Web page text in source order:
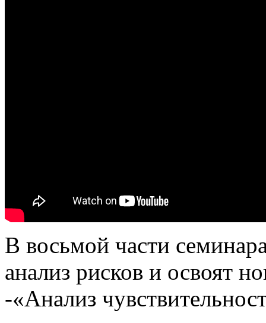
В восьмой части
анализ рисков и освоят
-«Анализ